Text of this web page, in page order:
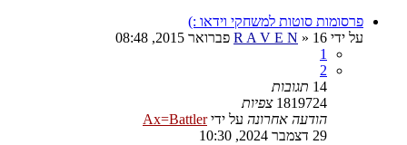
פרסומות סוטות למשחקי וידאו :)
על ידי
R A V E N » 16 פברואר 2015, 08:48
1
2
14 תגובות
1819724 צפיות
הודעה אחרונה על ידיAx=Battler
29 דצמבר 2024, 10:30